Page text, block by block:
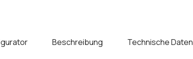
Beschreibung Technische Daten